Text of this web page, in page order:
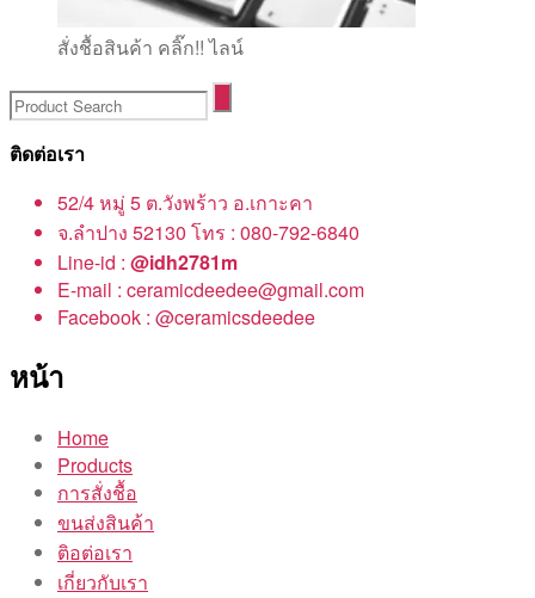
สั่งชื้อสินค้า คลิ๊ก!! ไลน์
ติดต่อเรา
52/4 หมู่ 5 ต.วังพร้าว อ.เกาะคา
จ.ลำปาง 52130 โทร : 080-792-6840
Line-id : @idh2781m
E-mail : ceramicdeedee@gmail.com
Facebook : @ceramicsdeedee
หน้า
Home
Products
การสั่งชื้อ
ขนส่งสินค้า
ติอต่อเรา
เกี่ยวกับเรา